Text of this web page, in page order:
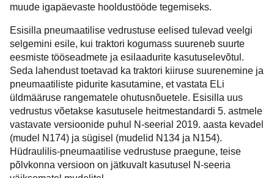
muude igapäevaste hooldustööde tegemiseks.
Esisilla pneumaatilise vedrustuse eelised tulevad veelgi
selgemini esile, kui traktori kogumass suureneb suurte
eesmiste tööseadmete ja esilaadurite kasutuselevõtul.
Seda lahendust toetavad ka traktori kiiruse suurenemine ja
pneumaatiliste pidurite kasutamine, et vastata ELi
üldmääruse rangematele ohutusnõuetele. Esisilla uus
vedrustus võetakse kasutusele heitmestandardi 5. astmele
vastavate versioonide puhul N-seerial 2019. aasta kevadel
(mudel N174) ja sügisel (mudelid N134 ja N154).
Hüdraulilis-pneumaatilise vedrustuse praegune, teise
põlvkonna versioon on jätkuvalt kasutusel N-seeria